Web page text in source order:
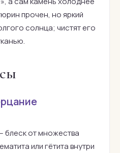
прочен, но яркий
солнца; чистят его
блеск от множества
или гётита внутри